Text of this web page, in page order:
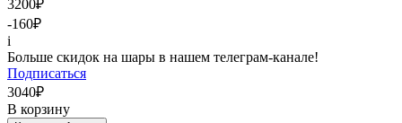
3200₽
-160₽
i
Больше скидок на шары в нашем телеграм-канале!
Подписаться
3040₽
В корзину